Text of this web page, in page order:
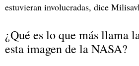
estuvieran involucradas, dice
¿Qué es lo que más llama
esta imagen de la NASA?